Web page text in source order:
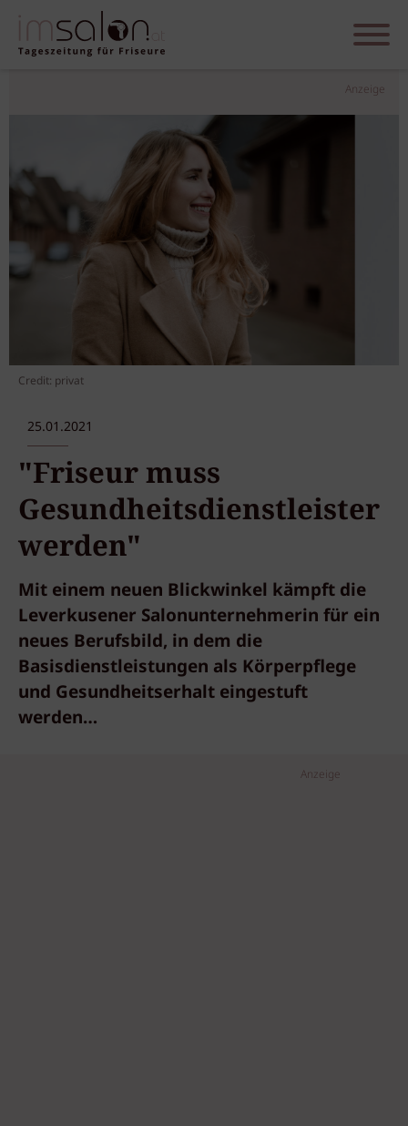
Anzeige
Credit: privat
25.01.2021
"Friseur muss
Gesundheitsdienstleister
werden"
Mit einem neuen Blickwinkel kämpft die
Leverkusener Salonunternehmerin für ein
neues Berufsbild, in dem die
Basisdienstleistungen als Körperpflege
und Gesundheitserhalt eingestuft
werden…
Anzeige